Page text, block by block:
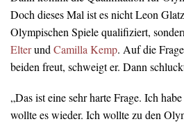
Doch dieses Mal ist es nicht Leon
Olympischen Spiele qualifiziert,
Elterund Camilla Kemp. Auf die
beiden freut, schweigt er. Dann
„Das ist eine sehr harte Frage. Ich
wollte es wieder. Ich wollte zu den